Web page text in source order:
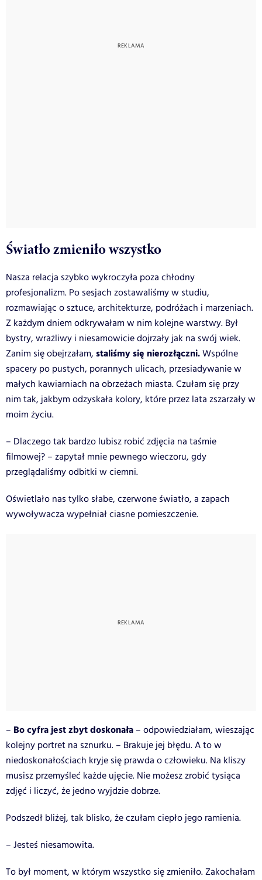
Światło zmieniło wszystko
Nasza relacja szybko wykroczyła poza chłodny
profesjonalizm. Po sesjach zostawaliśmy w studiu,
rozmawiając o sztuce, architekturze, podróżach i marzeniach.
Z każdym dniem odkrywałam w nim kolejne warstwy. Był
bystry, wrażliwy i niesamowicie dojrzały jak na swój wiek.
Zanim się obejrzałam, staliśmy się nierozłączni.Wspólne
spacery po pustych, porannych ulicach, przesiadywanie w
małych kawiarniach na obrzeżach miasta. Czułam się przy
nim tak, jakbym odzyskała kolory, które przez lata zszarzały w
moim życiu.
– Dlaczego tak bardzo lubisz robić zdjęcia na taśmie
filmowej? – zapytał mnie pewnego wieczoru, gdy
przeglądaliśmy odbitki w ciemni.
Oświetlało nas tylko słabe, czerwone światło, a zapach
wywoływacza wypełniał ciasne pomieszczenie.
– Bo cyfra jest zbyt doskonała – odpowiedziałam, wieszając
kolejny portret na sznurku. – Brakuje jej błędu. A to w
niedoskonałościach kryje się prawda o człowieku. Na kliszy
musisz przemyśleć każde ujęcie. Nie możesz zrobić tysiąca
zdjęć i liczyć, że jedno wyjdzie dobrze.
Podszedł bliżej, tak blisko, że czułam ciepło jego ramienia.
– Jesteś niesamowita.
To był moment, w którym wszystko się zmieniło. Zakochałam